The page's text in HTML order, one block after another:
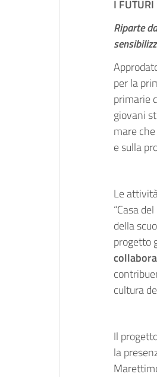
I FUTURI
Riparte
per la
primarie
giovani
mare
e sulla
Le
“Casa
della
progetto
cultura
Il
la